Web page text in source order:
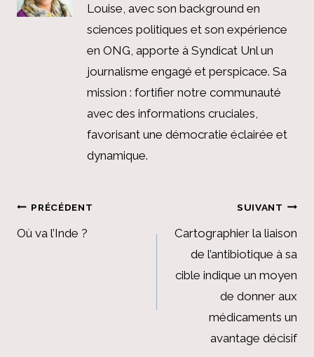
Louise, avec son background en
sciences politiques et son expérience
en ONG, apporte à Syndicat Unl un
journalisme engagé et perspicace. Sa
mission : fortifier notre communauté
avec des informations cruciales,
favorisant une démocratie éclairée et
dynamique.
Navigation
de
PRÉCÉDENT
Où va l’Inde ?
SUIVANT
Cartographier la liaison
de l’antibiotique à sa
cible indique un moyen
de donner aux
médicaments un
avantage décisif